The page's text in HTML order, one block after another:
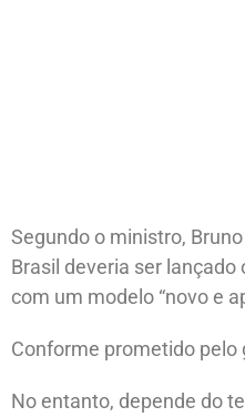
Segundo o ministro,
Brasil deveria ser
com um modelo “novo e
Conforme prometido pelo
No entanto, depende do